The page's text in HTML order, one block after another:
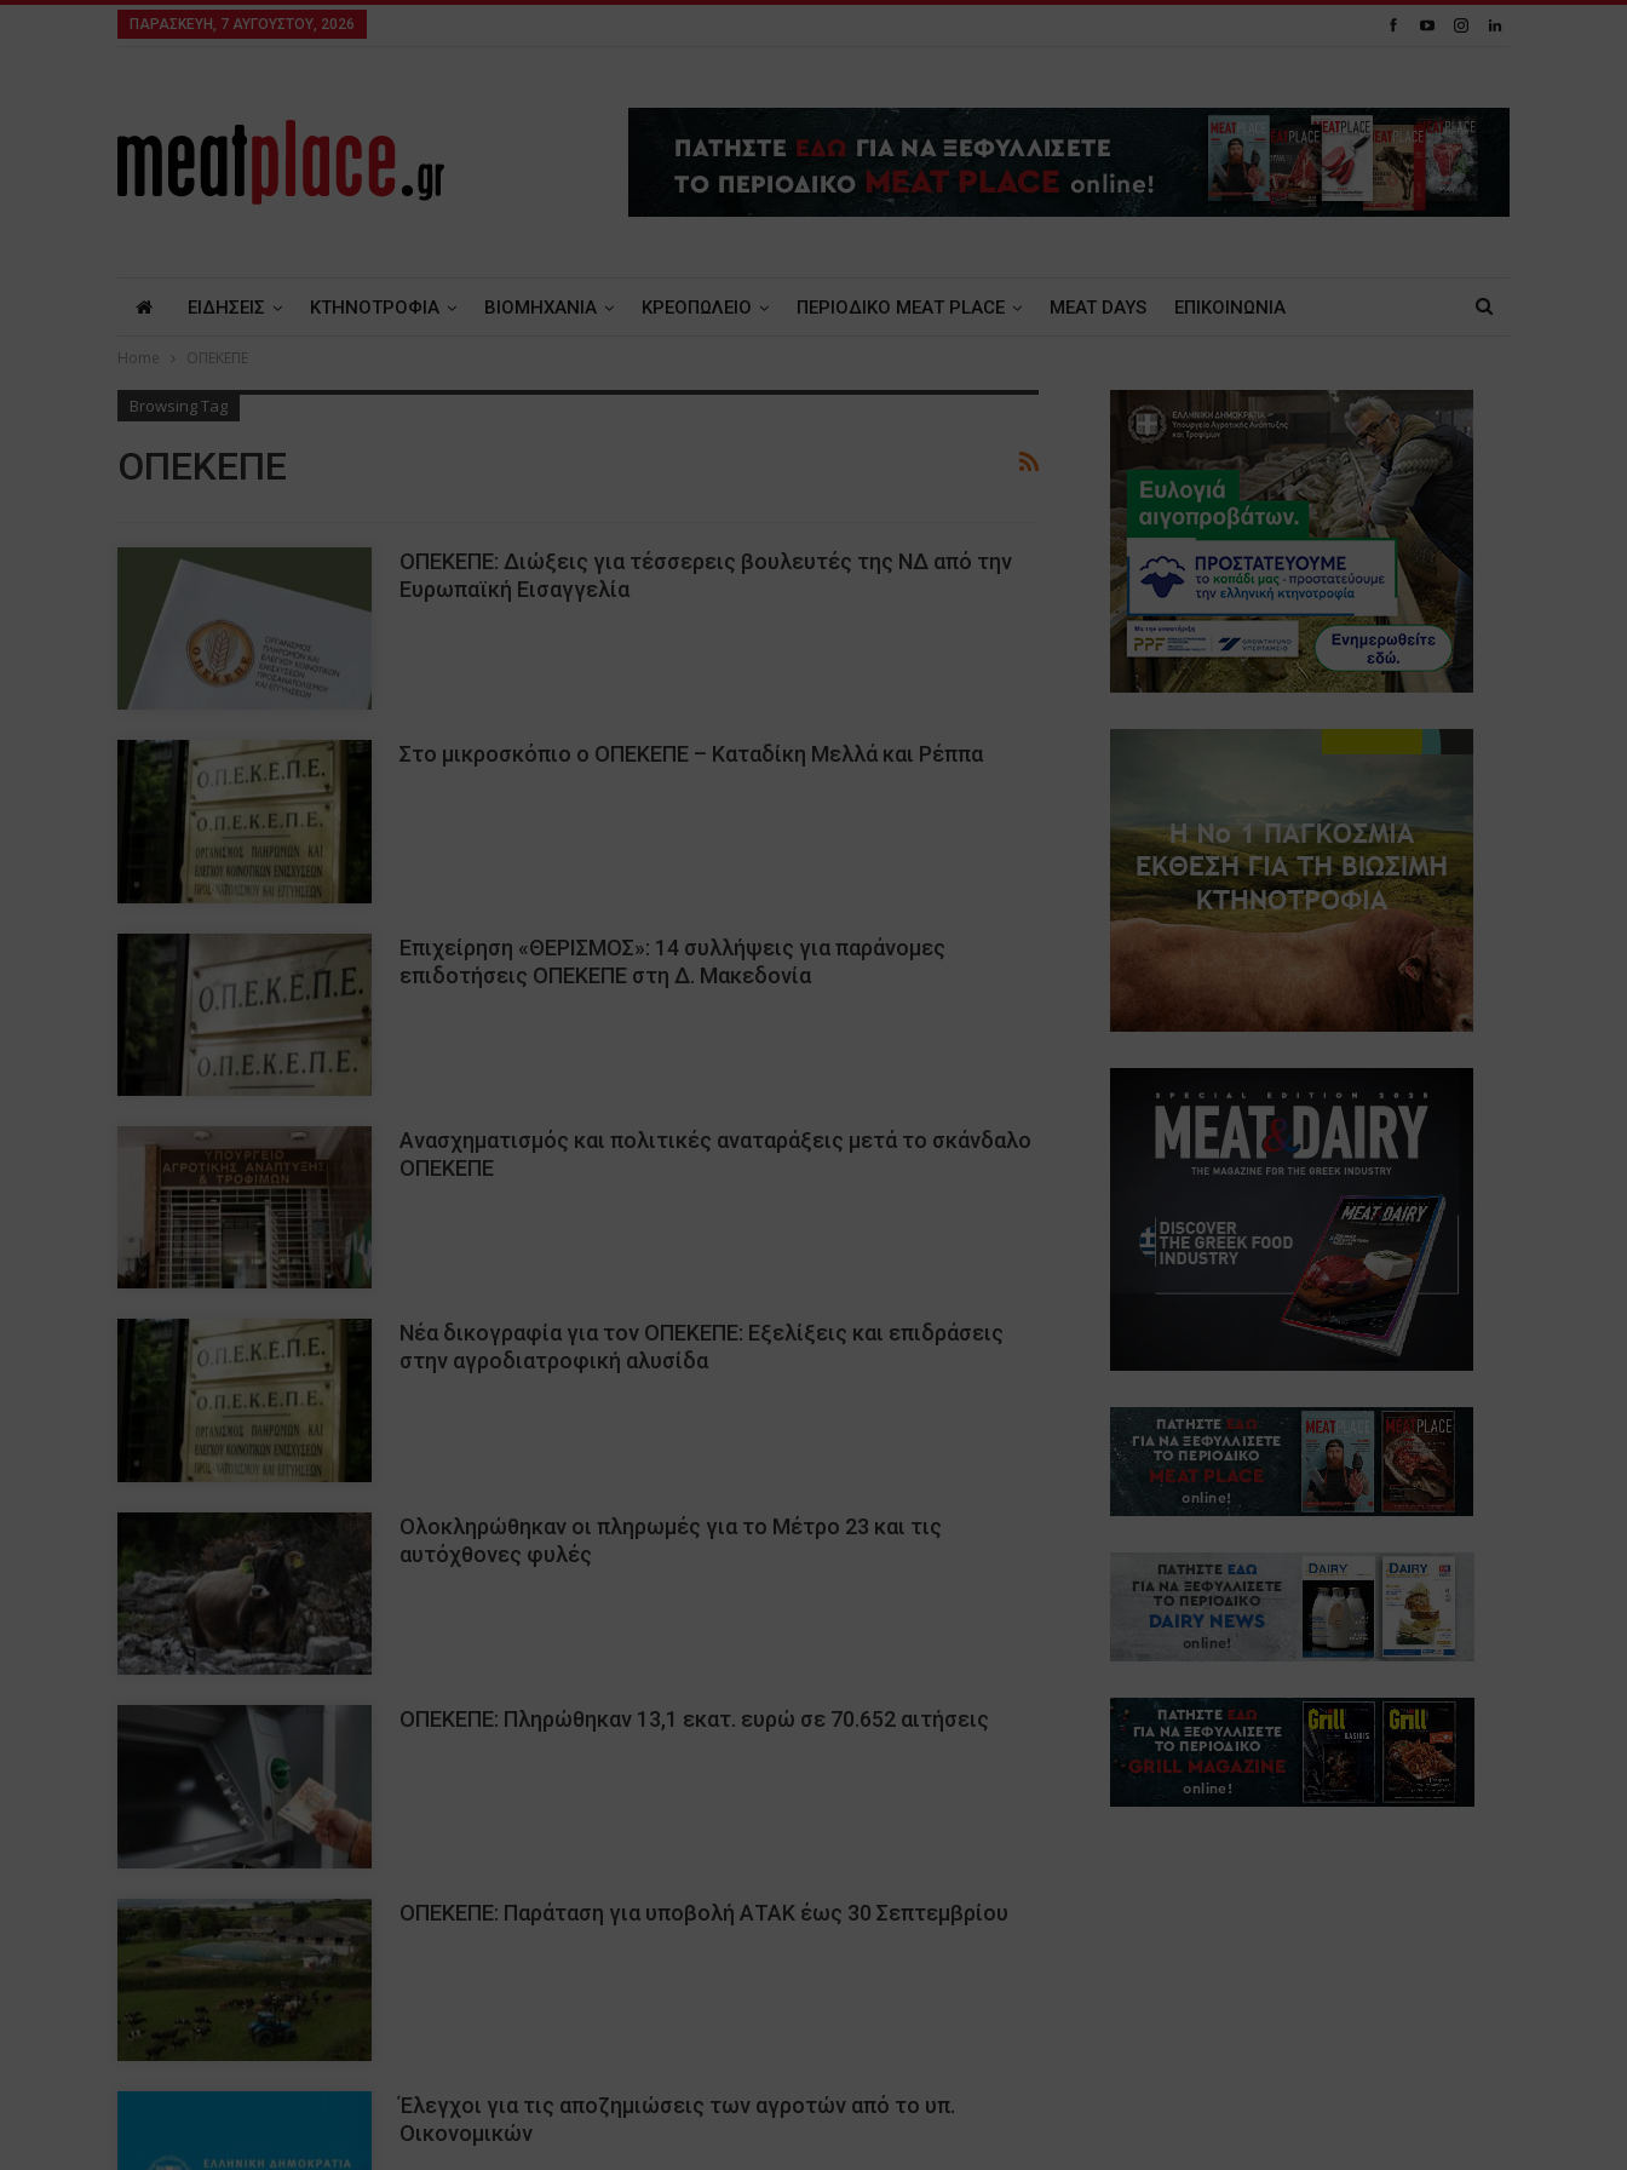
ΠΑΡΑΣΚΕΥΉ, 7 ΑΥΓΟΎΣΤΟΥ, 2026
ΕΙΔΗΣΕΙΣ ΚΤΗΝΟΤΡΟΦΙΑ ΒΙΟΜΗΧΑΝΙΑ ΚΡΕΟΠΩΛΕΙΟ ΠΕΡΙΟΔΙΚΟ ΜΕΑΤ PLACE MEAT DAYS ΕΠΙΚΟΙΝΩΝΙΑ
Home ΟΠΕΚΕΠΕ
Browsing Tag
ΟΠΕΚΕΠΕ
ΟΠΕΚΕΠΕ: Διώξεις για τέσσερεις βουλευτές της ΝΔ από την
Ευρωπαϊκή Εισαγγελία
Στο μικροσκόπιο ο ΟΠΕΚΕΠΕ – Καταδίκη Μελλά και Ρέππα
Επιχείρηση «ΘΕΡΙΣΜΟΣ»: 14 συλλήψεις για παράνομες
επιδοτήσεις ΟΠΕΚΕΠΕ στη Δ. Μακεδονία
Ανασχηματισμός και πολιτικές αναταράξεις μετά το σκάνδαλο
ΟΠΕΚΕΠΕ
Νέα δικογραφία για τον ΟΠΕΚΕΠΕ: Εξελίξεις και επιδράσεις
στην αγροδιατροφική αλυσίδα
Ολοκληρώθηκαν οι πληρωμές για το Μέτρο 23 και τις
αυτόχθονες φυλές
ΟΠΕΚΕΠΕ: Πληρώθηκαν 13,1 εκατ. ευρώ σε 70.652 αιτήσεις
ΟΠΕΚΕΠΕ: Παράταση για υποβολή ΑΤΑΚ έως 30 Σεπτεμβρίου
Έλεγχοι για τις αποζημιώσεις των αγροτών από το υπ.
Οικονομικών